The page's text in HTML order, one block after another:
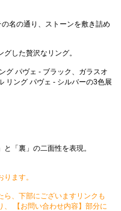
名の通り、ストーンを敷き詰め
した贅沢なリング。
グ パヴェ - ブラック、ガラスオ
リング パヴェ - シルバーの3色展
「裏」の二面性を表現。
ます。
、下部にございますリンクも
、 【お問い合わせ内容】部分に